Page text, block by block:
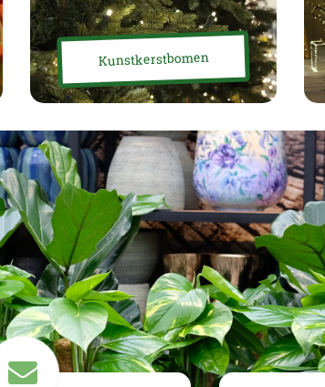
Kunstkerstbomen